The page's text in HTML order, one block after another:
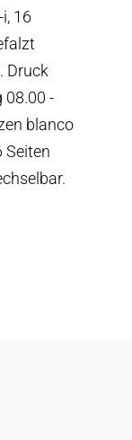
16
Druck
08.00 -
blanco
Seiten